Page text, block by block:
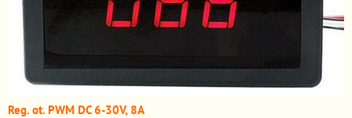
Reg. ot. PWM DC 6-30V, 8A